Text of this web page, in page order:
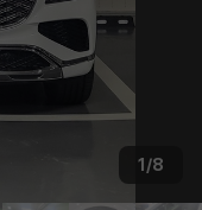
1/8